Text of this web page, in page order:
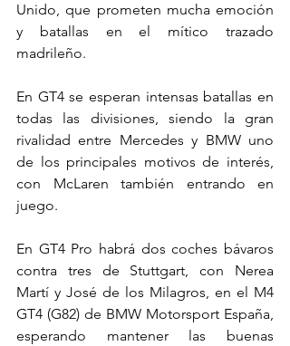
Unido, que prometen mucha emoción
y batallas en el mítico trazado
madrileño.
En GT4 se esperan intensas batallas en
todas las divisiones, siendo la gran
rivalidad entre Mercedes y BMW uno
de los principales motivos de interés,
con McLaren también entrando en
juego.
En GT4 Pro habrá dos coches bávaros
contra tres de Stuttgart, con Nerea
Martí y José de los Milagros, en el M4
GT4 (G82) de BMW Motorsport España,
esperando mantener las buenas